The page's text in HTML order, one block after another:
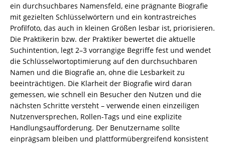
ein durchsuchbares Namensfeld, eine prägnante Biografie
mit gezielten Schlüsselwörtern und ein kontrastreiches
Profilfoto, das auch in kleinen Größen lesbar ist, priorisieren.
Die Praktikerin bzw. der Praktiker bewertet die aktuelle
Suchintention, legt 2–3 vorrangige Begriffe fest und wendet
die Schlüsselwortoptimierung auf den durchsuchbaren
Namen und die Biografie an, ohne die Lesbarkeit zu
beeinträchtigen. Die Klarheit der Biografie wird daran
gemessen, wie schnell ein Besucher den Nutzen und die
nächsten Schritte versteht – verwende einen einzeiligen
Nutzenversprechen, Rollen-Tags und eine explizite
Handlungsaufforderung. Der Benutzername sollte
einprägsam bleiben und plattformübergreifend konsistent